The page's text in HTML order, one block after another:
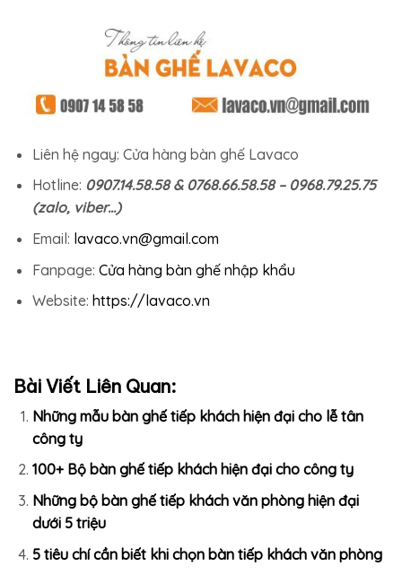
Liên hệ ngay: Cửa hàng bàn ghế Lavaco
Hotline: 0907.14.58.58 & 0768.66.58.58 – 0968.79.25.75
(zalo, viber…)
Email: lavaco.vn@gmail.com
Fanpage: Cửa hàng bàn ghế nhập khẩu
Website: https://lavaco.vn
Bài Viết Liên Quan:
Những mẫu bàn ghế tiếp khách hiện đại cho lễ tân
công ty
100+ Bộ bàn ghế tiếp khách hiện đại cho công ty
Những bộ bàn ghế tiếp khách văn phòng hiện đại
dưới 5 triệu
5 tiêu chí cần biết khi chọn bàn tiếp khách văn phòng